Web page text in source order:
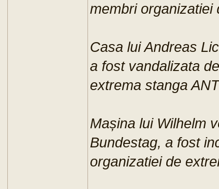
membri organizatiei
Casa lui Andreas
a fost vandalizata
extrema stanga
Mașina lui Wilhelm
Bundestag, a fost
organizatiei de